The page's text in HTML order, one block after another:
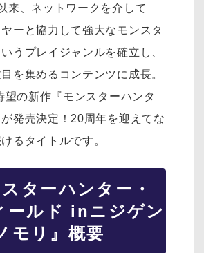
来、ネットワークを介して
ヤーと協力して強大なモンスタ
うプレイジャンルを確立し、
を集めるコンテンツに成長。
望の新作『モンスターハンタ
発売決定！20周年を迎えてな
るタイトルです。
スターハンター・
ールド inニジゲン
モリ』概要